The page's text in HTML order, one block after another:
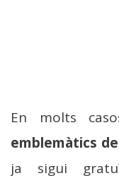
En molts
emblemàtics
ja sigui